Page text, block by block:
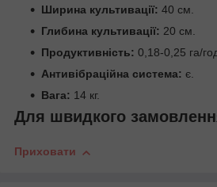
Ширина культивації: 40 см.
Глибина культивації: 20 см.
Продуктивність: 0,18-0,25 га/
Антивібраційна система: є.
Вага: 14 кг.
Для швидкого
Приховати